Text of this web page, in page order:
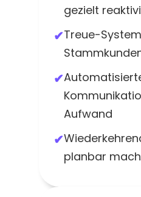
gezielt
Treue-
Aufwand
planbar